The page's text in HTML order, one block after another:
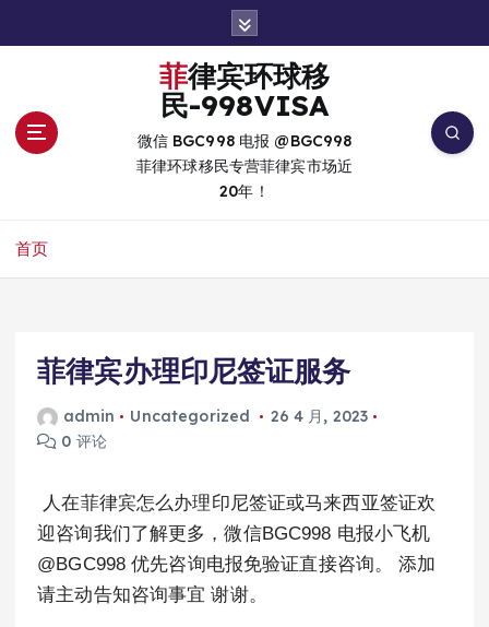
菲律宾环球移
民-998VISA
微信 BGC998 电报 @BGC998
菲律环球移民专营菲律宾市场近
20年！
首页
菲律宾办理印尼签证服务
admin Uncategorized
26 4 月, 2023
0 评论
人在菲律宾怎么办理印尼签证或马来西亚签证欢
迎咨询我们了解更多，微信BGC998 电报小飞机
@BGC998 优先咨询电报免验证直接咨询。 添加
请主动告知咨询事宜 谢谢。